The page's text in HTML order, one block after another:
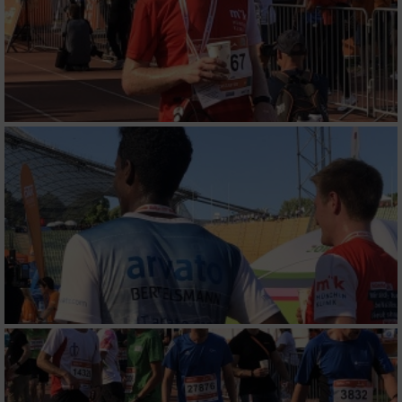
Messung der Werbeleistung
Messung der Performance von Inhalten
Analyse von Zielgruppen durch Statistiken
oder Kombinationen von Daten aus
verschiedenen Quellen
Entwicklung und Verbesserung der Angebote
Verwendung reduzierter Daten zur Auswahl
von Inhalten
IAB-Besonderheiten:
Verwendung genauer Standortdaten
Geräte anhand von aktiv angeforderten
Informationen identifizieren